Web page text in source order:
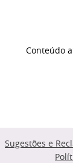
Conteúdo
Sugestões e